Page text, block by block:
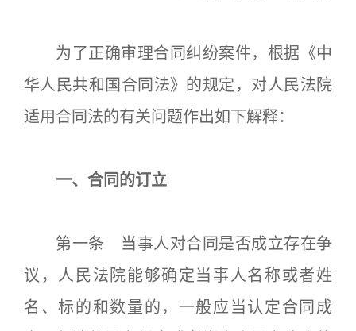
为了正确审理合同纠纷案件，根据《中
华人民共和国合同法》的规定，对人民法院
适用合同法的有关问题作出如下解释：
一、合同的订立
第一条 当事人对合同是否成立存在争
议，人民法院能够确定当事人名称或者姓
名、标的和数量的，一般应当认定合同成